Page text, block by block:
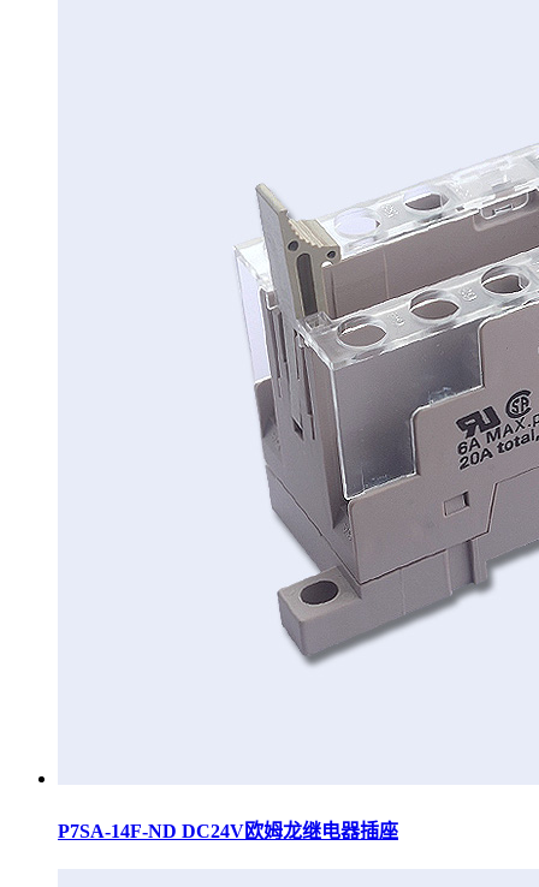
P7SA-14F-ND DC24V欧姆龙继电器插座